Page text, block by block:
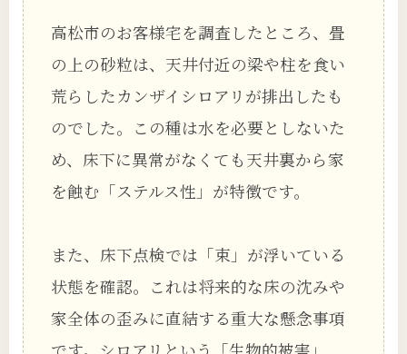
高松市のお客様宅を調査したところ、畳
の上の砂粒は、天井付近の梁や柱を食い
荒らしたカンザイシロアリが排出したも
のでした。この種は水を必要としないた
め、床下に異常がなくても天井裏から家
を蝕む「ステルス性」が特徴です。
また、床下点検では「束」が浮いている
状態を確認。これは将来的な床の沈みや
家全体の歪みに直結する重大な懸念事項